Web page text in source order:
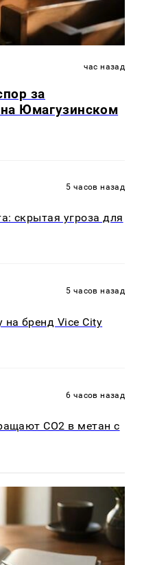
час назад
за
Юмагузинском
5 часов назад
скрытая угроза для
5 часов назад
на бренд Vice City
6 часов назад
CO2 в метан с